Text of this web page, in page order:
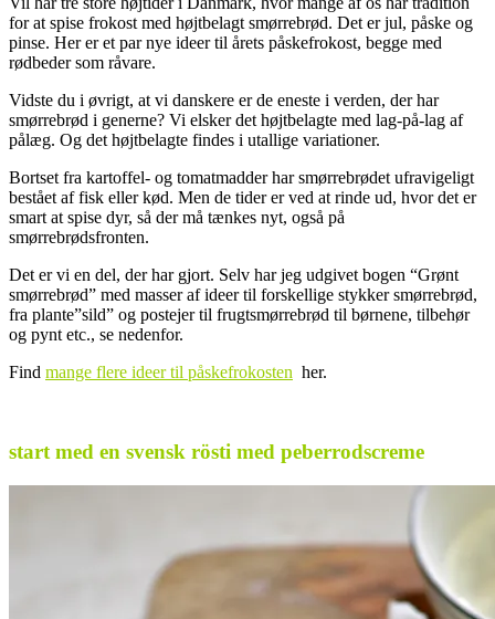
for at spise frokost med højtbelagt smørrebrød. Det er jul, påske og
pinse. Her er et par nye ideer til årets påskefrokost, begge med
rødbeder som råvare.
Vidste du i øvrigt, at vi danskere er de eneste i verden, der har
smørrebrød i generne? Vi elsker det højtbelagte med lag-på-lag af
pålæg. Og det højtbelagte findes i utallige variationer.
Bortset fra kartoffel- og tomatmadder har smørrebrødet ufravigeligt
bestået af fisk eller kød. Men de tider er ved at rinde ud, hvor det er
smart at spise dyr, så der må tænkes nyt, også på
smørrebrødsfronten.
Det er vi en del, der har gjort. Selv har jeg udgivet bogen “Grønt
smørrebrød” med masser af ideer til forskellige stykker smørrebrød,
fra plante”sild” og postejer til frugtsmørrebrød til børnene, tilbehør
og pynt etc., se nedenfor.
Find mange flere ideer til påskefrokosten her.
start med en svensk rösti med peberrodscreme